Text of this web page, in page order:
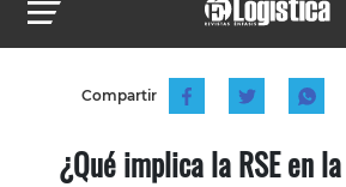
Compartir
¿Qué implica la RSE en